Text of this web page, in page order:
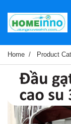
Home Product